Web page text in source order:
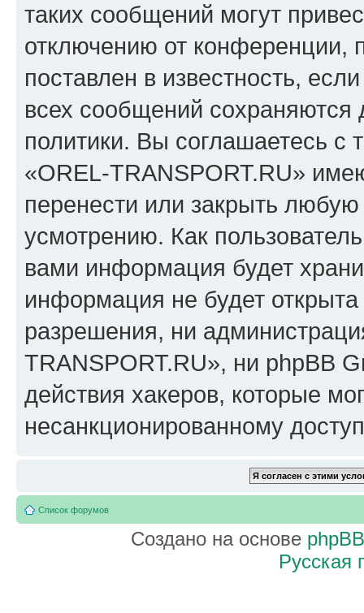
таких сообщений могут
отключению от конференции,
поставлен в известность,
всех сообщений сохраняются
политики. Вы соглашаетесь
«OREL-TRANSPORT.RU»
перенести или закрыть
усмотрению. Как
вами информация будет
информация не будет
разрешения, ни
TRANSPORT.RU», ни phpBB
действия хакеров, которые
несанкционированному
Список форумов
Создано на основе phpBB
Русская